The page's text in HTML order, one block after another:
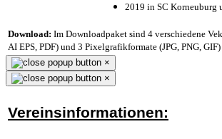
2019 in SC Korneuburg
Download: Im Downloadpaket sind 4 verschiedene
AI EPS, PDF) und 3 Pixelgrafikformate (JPG, PNG, GIF)
×
×
Vereinsinformationen: